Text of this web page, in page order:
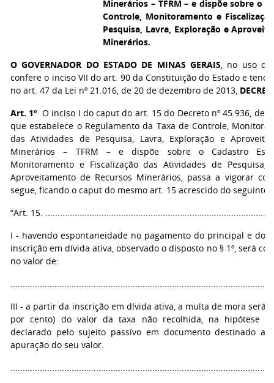
Minerários – TFRM – e dispõe sobre o
Controle, Monitoramento e
Pesquisa, Lavra, Exploração e
Minerários.
O GOVERNADOR DO ESTADO DE MINAS GERAIS, no uso
confere o inciso VII do art. 90 da Constituição do Estado e
no art. 47 da Lei nº 21.016, de 20 de dezembro de 2013,
Art. 1º O inciso I do caput do art. 15 do Decreto nº 45.936, de
que estabelece o Regulamento da Taxa de Controle,
das Atividades de Pesquisa, Lavra, Exploração e
Minerários – TFRM – e dispõe sobre o Cadastro
Monitoramento e Fiscalização das Atividades de Pesquisa,
Aproveitamento de Recursos Minerários, passa a vigorar
segue, ficando o caput do mesmo art. 15 acrescido do seguinte
“Art. 15.
I - havendo espontaneidade no pagamento do principal e dos
inscrição em dívida ativa, observado o disposto no § 1º, será
no valor de:
III - a partir da inscrição em dívida ativa, a multa de mora será
por cento) do valor da taxa não recolhida, na hipótese
declarado pelo sujeito passivo em documento destinado a
apuração do seu valor.